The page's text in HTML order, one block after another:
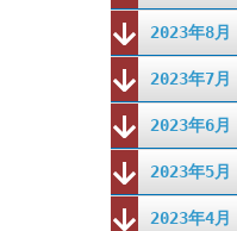
2023年8月
2023年7月
2023年6月
2023年5月
2023年4月